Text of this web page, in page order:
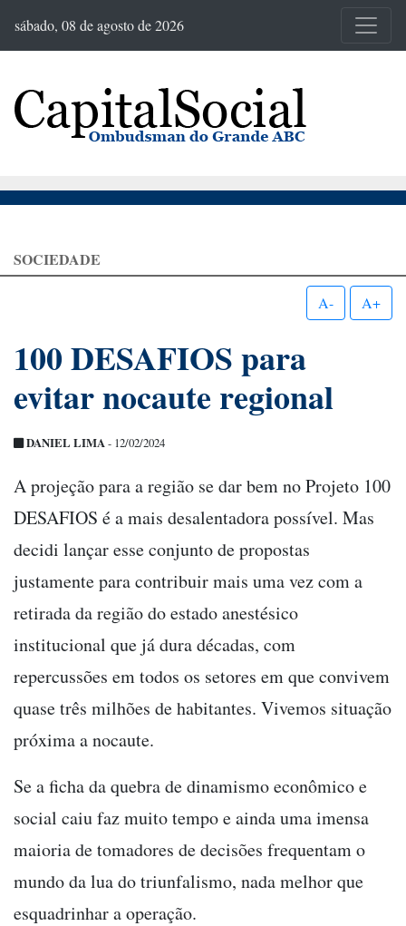
sábado, 08 de agosto de 2026
SOCIEDADE
A- A+
100 DESAFIOS para
evitar nocaute regional
DANIEL LIMA- 12/02/2024
A projeção para a região se dar bem no Projeto 100
DESAFIOS é a mais desalentadora possível. Mas
decidi lançar esse conjunto de propostas
justamente para contribuir mais uma vez com a
retirada da região do estado anestésico
institucional que já dura décadas, com
repercussões em todos os setores em que convivem
quase três milhões de habitantes. Vivemos situação
próxima a nocaute.
Se a ficha da quebra de dinamismo econômico e
social caiu faz muito tempo e ainda uma imensa
maioria de tomadores de decisões frequentam o
mundo da lua do triunfalismo, nada melhor que
esquadrinhar a operação.